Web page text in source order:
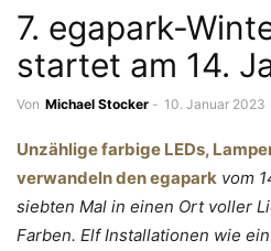
7. egapark-
startet am 14.
Von Michael Stocker - 10. Januar 2023
Unzählige farbige LEDs,
verwandeln den egapark vom
siebten Mal in einen Ort voller
Farben. Elf Installationen wie